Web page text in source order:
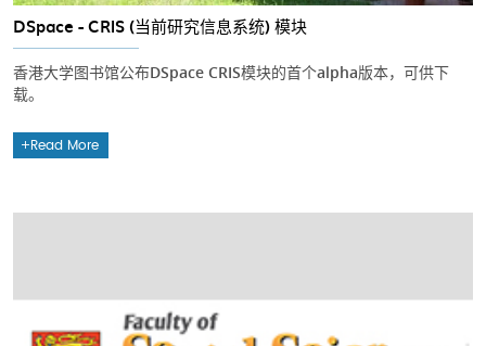
DSpace - CRIS (当前研究信息系统) 模块
香港大学图书馆公布DSpace CRIS模块的首个alpha版本，可供下
载。
Read More